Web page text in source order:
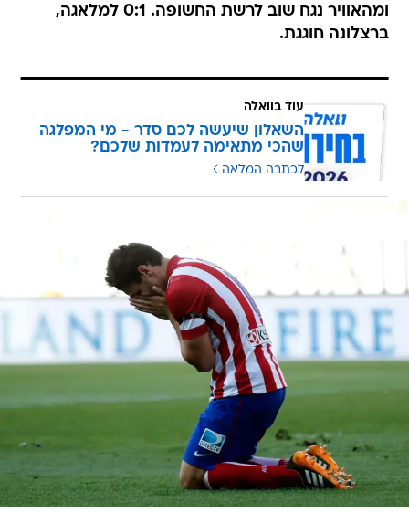
ומהאוויר נגח שוב לרשת החשופה. 0:1 למלאגה,
ברצלונה חוגגת.
עוד בוואלה
השאלון שיעשה לכם סדר - מי המפלגה
שהכי מתאימה לעמדות שלכם?
לכתבה המלאה